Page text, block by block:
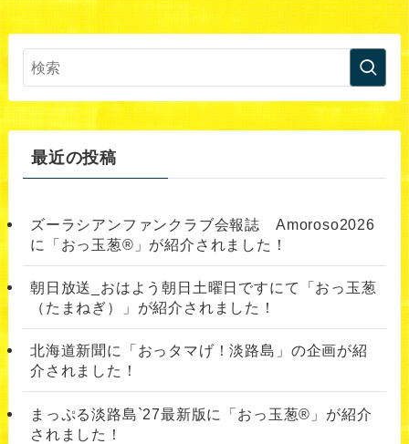
最近の投稿
ズーラシアンファンクラブ会報誌 Amoroso2026
に「おっ玉葱®︎」が紹介されました！
朝日放送_おはよう朝日土曜日ですにて「おっ玉葱
（たまねぎ）」が紹介されました！
北海道新聞に「おっタマげ！淡路島」の企画が紹
介されました！
まっぷる淡路島`27最新版に「おっ玉葱®」が紹介
されました！